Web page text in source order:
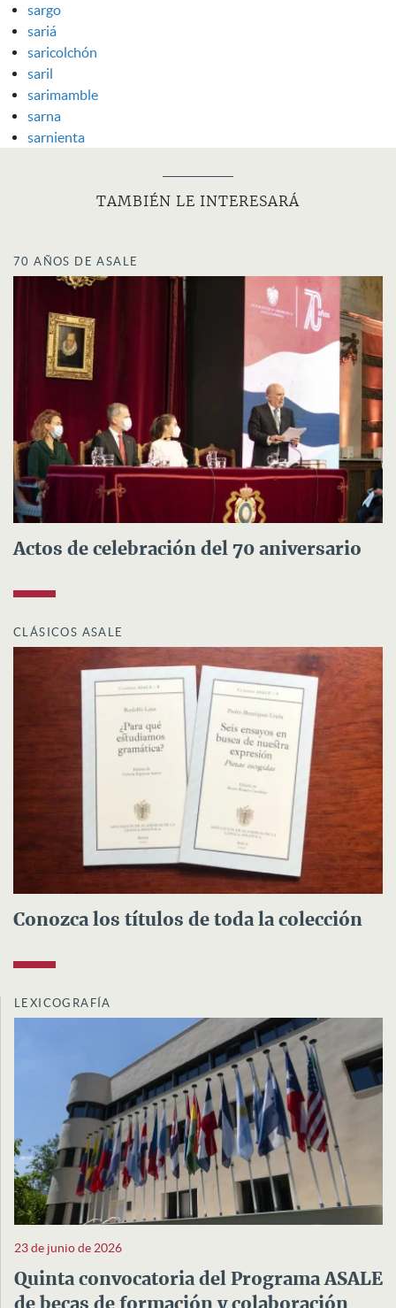
sargo
sariá
saricolchón
saril
sarimamble
sarna
sarnienta
TAMBIÉN LE INTERESARÁ
70 AÑOS DE ASALE
Actos de celebración del 70 aniversario
CLÁSICOS ASALE
Conozca los títulos de toda la colección
LEXICOGRAFÍA
23 de junio de 2026
Quinta convocatoria del Programa ASALE
de becas de formación y colaboración